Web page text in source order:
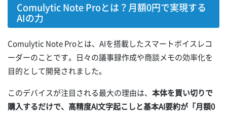
Comulytic Note Proとは？月額0円で実現する
AIの力
Comulytic Note Proとは、AIを搭載したスマートボイスレコ
ーダーのことです。日々の議事録作成や商談メモの効率化を
目的として開発されました。
このデバイスが注目される最大の理由は、 本体を買い切りで
購入するだけで、高精度AI文字起こしと基本AI要約が「月額0